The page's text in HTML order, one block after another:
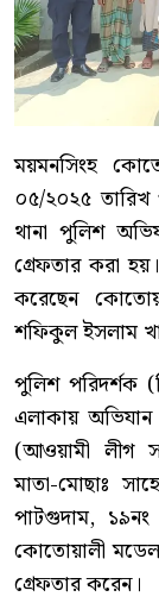
ময়মনসিংহ
০৫/২০২৫
থানা পুলিশ
গ্রেফতার করা
করেছেন
শফিকুল ইসলাম
পুলিশ পরিদর্শক
এলাকায়
(আওয়ামী লীগ
মাতা-মোছাঃ
পাটগুদাম,
কোতোয়ালী
গ্রেফতার করেন।